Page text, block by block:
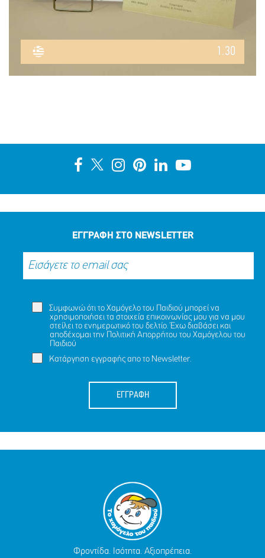
1.30
ΕΓΓΡΑΦΗ ΣΤΟ NEWSLETTER
Συμφωνώ ότι το Χαμόγελο του Παιδιού μπορεί να
χρησιμοποιήσει τα στοιχεία επικοινωνίας μου για να μου
στείλει το ενημερωτικό του δελτίο. Έχω διαβάσει και
αποδέχομαι την Πολιτική Απορρήτου του Χαμόγελου του
Παιδιού
Κατάργηση εγγραφής απο το Newsletter.
ΕΓΓΡΑΦΗ
Φροντίδα. Ισότητα. Αξιοπρέπεια.